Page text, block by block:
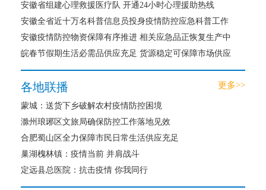
安徽省组建心理救援医疗队 开通24小时心理援助热线
安徽全省近十万名科普信息员投身疫情防控应急科普工作
安徽疫情防控物资保障有序推进 相关应急品正恢复生产中
皖春节假期生活必需品供应充足 货源稳定可保障市场供应
各地联播 更多>>
蒙城：送货下乡破解农村疫情防控困境
滁州琅琊区文旅局确保防控工作落地见效
合肥蜀山区全力保障市民日常生活供应充足
巢湖槐林镇：疫情当前 并肩战斗
定远县总医院：抗击疫情 你我同行